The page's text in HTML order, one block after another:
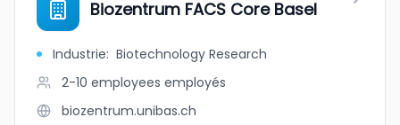
Biozentrum FACS Core Basel
Industrie: Biotechnology Research
2-10 employees employés
biozentrum.unibas.ch